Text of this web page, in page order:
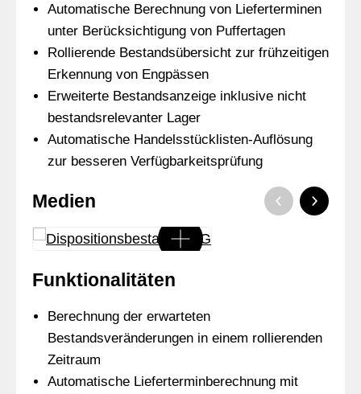
Automatische Berechnung von Lieferterminen
unter Berücksichtigung von Puffertagen
Rollierende Bestandsübersicht zur frühzeitigen
Erkennung von Engpässen
Erweiterte Bestandsanzeige inklusive nicht
bestandsrelevanter Lager
Automatische Handelsstücklisten-Auflösung
zur besseren Verfügbarkeitsprüfung
Medien
Funktionalitäten
Berechnung der erwarteten
Bestandsveränderungen in einem rollierenden
Zeitraum
Automatische Lieferterminberechnung mit